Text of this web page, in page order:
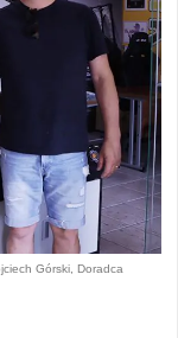
Górski, Doradca